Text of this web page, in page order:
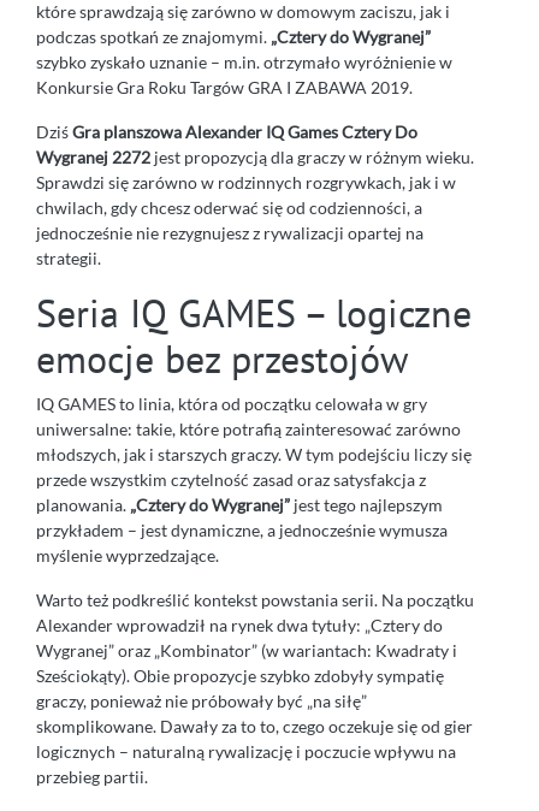
które sprawdzają się zarówno w domowym zaciszu, jak i
podczas spotkań ze znajomymi. „Cztery do Wygranej”
szybko zyskało uznanie – m.in. otrzymało wyróżnienie w
Konkursie Gra Roku Targów GRA I ZABAWA 2019.
DziśGra planszowa Alexander IQ Games Cztery Do
Wygranej 2272 jest propozycją dla graczy w różnym wieku.
Sprawdzi się zarówno w rodzinnych rozgrywkach, jak i w
chwilach, gdy chcesz oderwać się od codzienności, a
jednocześnie nie rezygnujesz z rywalizacji opartej na
strategii.
Seria IQ GAMES – logiczne
emocje bez przestojów
IQ GAMES to linia, która od początku celowała w gry
uniwersalne: takie, które potrafią zainteresować zarówno
młodszych, jak i starszych graczy. W tym podejściu liczy się
przede wszystkim czytelność zasad oraz satysfakcja z
planowania. „Cztery do Wygranej” jest tego najlepszym
przykładem – jest dynamiczne, a jednocześnie wymusza
myślenie wyprzedzające.
Warto też podkreślić kontekst powstania serii. Na początku
Alexander wprowadził na rynek dwa tytuły: „Cztery do
Wygranej” oraz „Kombinator” (w wariantach: Kwadraty i
Sześciokąty). Obie propozycje szybko zdobyły sympatię
graczy, ponieważ nie próbowały być „na siłę”
skomplikowane. Dawały za to to, czego oczekuje się od gier
logicznych – naturalną rywalizację i poczucie wpływu na
przebieg partii.